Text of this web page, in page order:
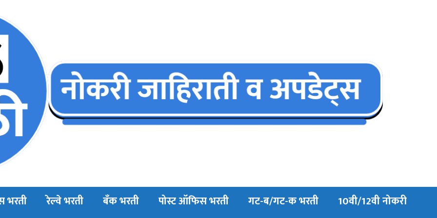
भरती रेल्वे भरती बँक भरती पोस्ट ऑफिस भरती गट-ब/गट-क भरती
10वी/12वी नोकरी